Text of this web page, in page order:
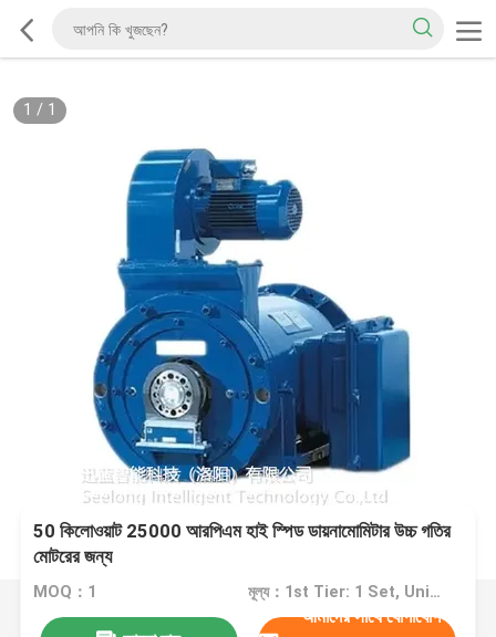
1 / 1
50 কিলোওয়াট 25000 আরপিএম হাই স্পিড ডায়নামোমিটার উচ্চ গতির
মোটরের জন্য
MOQ：1 মূল্য：1st Tier: 1 Set, Unit Price USD 3.00 2nd Tier: 2-5 Sets, Unit Price USD 2.00 3rd Tier: Over 5 Sets, Unit Price USD 1.00
আমাদের সাথে যোগাযোগ